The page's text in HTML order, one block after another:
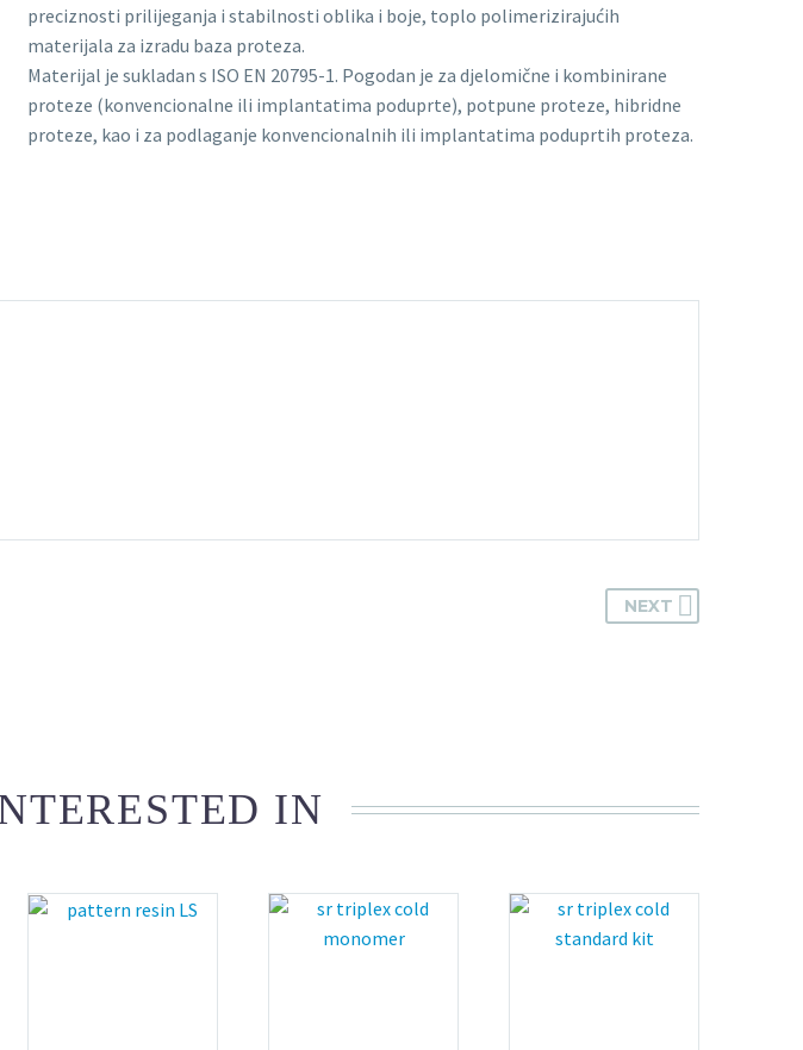
preciznosti prilijeganja i stabilnosti oblika i boje, toplo polimerizirajućih
materijala za izradu baza proteza.
Materijal je sukladan s ISO EN 20795-1. Pogodan je za djelomične i kombinirane
proteze (konvencionalne ili implantatima poduprte), potpune proteze, hibridne
proteze, kao i za podlaganje konvencionalnih ili implantatima poduprtih proteza.
NEXT
IN